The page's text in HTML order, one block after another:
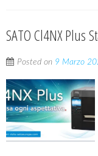
SATO Cl4NX Plus
Posted on 9 Marzo